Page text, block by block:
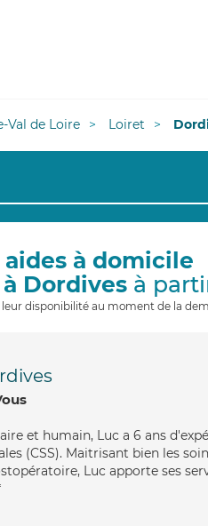
Val de Loire Loiret
aides à domicile
à Dordives à
leur disponibilité au moment de la
et humain, Luc a 6 ans
(CSS). Maitrisant bien les
Luc apporte ses